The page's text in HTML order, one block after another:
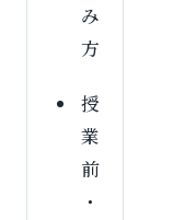
み
方
授
業
前
・